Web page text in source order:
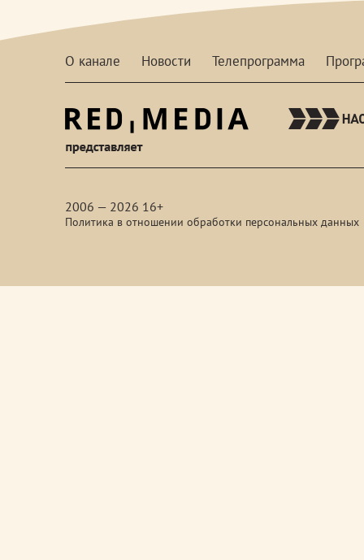
О канале Новости Телепрограмма
2006 — 2026 16+
Политика в отношении обработки персональных данных